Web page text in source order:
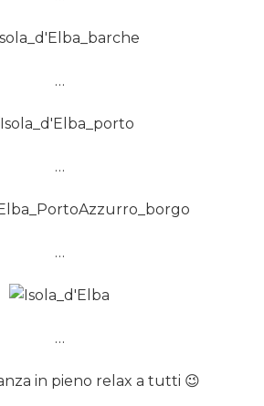
…
…
…
…
in pieno relax a tutti 😉